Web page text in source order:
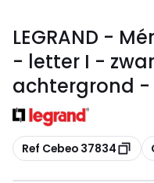
LEGRAND -
- letter I -
achtergrond -
Kopiëren
Ref Cebeo 37834